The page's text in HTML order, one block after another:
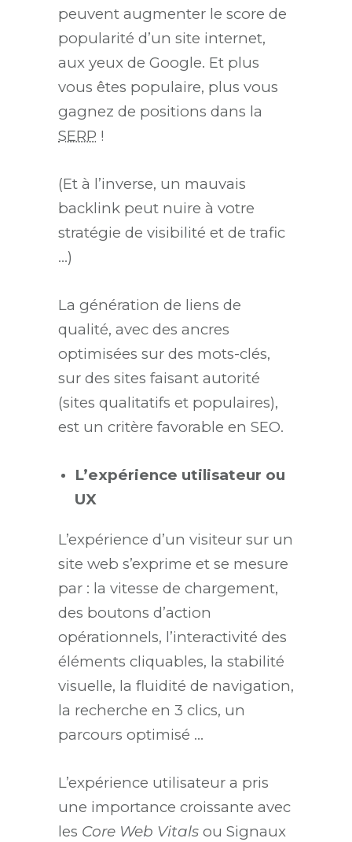
peuvent augmenter le score de
popularité d’un site internet,
aux yeux de Google. Et plus
vous êtes populaire, plus vous
gagnez de positions dans la
SERP !
(Et à l’inverse, un mauvais
backlink peut nuire à votre
stratégie de visibilité et de trafic
…)
La génération de liens de
qualité, avec des ancres
optimisées sur des mots-clés,
sur des sites faisant autorité
(sites qualitatifs et populaires),
est un critère favorable en SEO.
L’expérience utilisateur ou
UX
L’expérience d’un visiteur sur un
site web s’exprime et se mesure
par : la vitesse de chargement,
des boutons d’action
opérationnels, l’interactivité des
éléments cliquables, la stabilité
visuelle, la fluidité de navigation,
la recherche en 3 clics, un
parcours optimisé …
L’expérience utilisateur a pris
une importance croissante avec
les Core Web Vitals ou Signaux